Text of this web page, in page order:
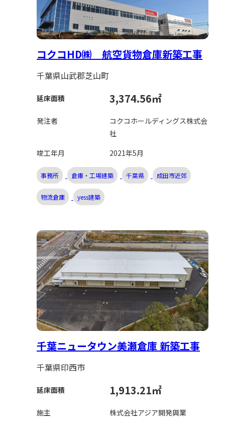
コクコHD㈱ 航空貨物倉庫新築工事
千葉県山武郡芝山町
延床面積 3,374.56㎡
発注者
コクコホールディングス株式会
社
竣工年月
2021年5月
事務所 倉庫・工場建築 千葉県 成田市近郊
物流倉庫 yess建築
千葉ニュータウン美瀬倉庫 新築工事
千葉県印西市
延床面積 1,913.21㎡
施主
株式会社アジア開発興業